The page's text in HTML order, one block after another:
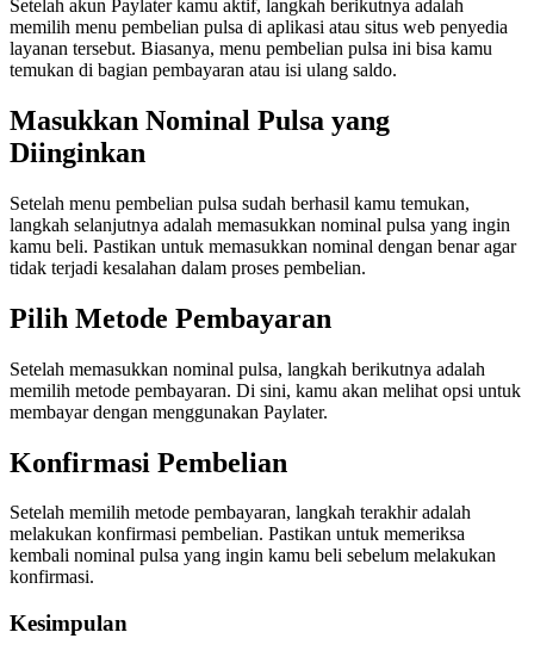
Setelah akun Paylater kamu aktif, langkah berikutnya adalah
memilih menu pembelian pulsa di aplikasi atau situs web penyedia
layanan tersebut. Biasanya, menu pembelian pulsa ini bisa kamu
temukan di bagian pembayaran atau isi ulang saldo.
Masukkan Nominal Pulsa yang
Diinginkan
Setelah menu pembelian pulsa sudah berhasil kamu temukan,
langkah selanjutnya adalah memasukkan nominal pulsa yang ingin
kamu beli. Pastikan untuk memasukkan nominal dengan benar agar
tidak terjadi kesalahan dalam proses pembelian.
Pilih Metode Pembayaran
Setelah memasukkan nominal pulsa, langkah berikutnya adalah
memilih metode pembayaran. Di sini, kamu akan melihat opsi untuk
membayar dengan menggunakan Paylater.
Konfirmasi Pembelian
Setelah memilih metode pembayaran, langkah terakhir adalah
melakukan konfirmasi pembelian. Pastikan untuk memeriksa
kembali nominal pulsa yang ingin kamu beli sebelum melakukan
konfirmasi.
Kesimpulan